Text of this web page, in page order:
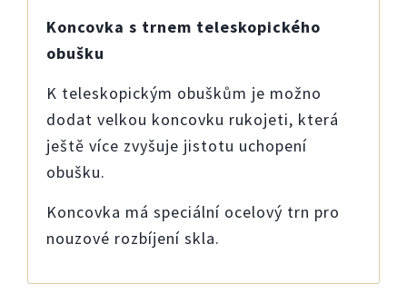
Koncovka s trnem teleskopického
obušku
K teleskopickým obuškům je možno
dodat velkou koncovku rukojeti, která
ještě více zvyšuje jistotu uchopení
obušku.
Koncovka má speciální ocelový trn pro
nouzové rozbíjení skla.